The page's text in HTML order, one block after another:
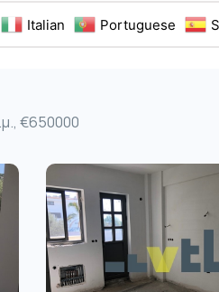
Italian Portuguese
€650000